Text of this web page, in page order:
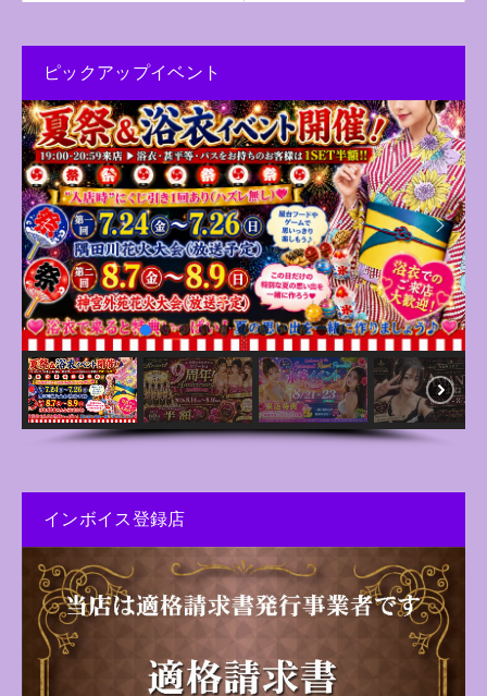
ピックアップイベント
インボイス登録店